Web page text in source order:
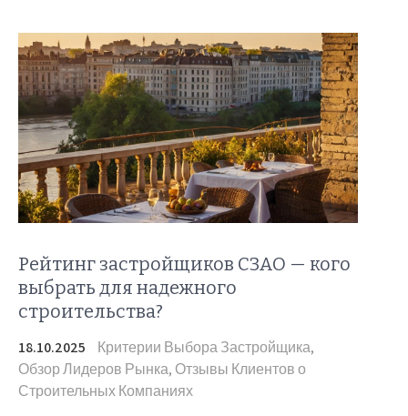
Рейтинг застройщиков СЗАО — кого
выбрать для надежного
строительства?
18.10.2025 Критерии Выбора Застройщика,
Обзор Лидеров Рынка, Отзывы Клиентов о
Строительных Компаниях